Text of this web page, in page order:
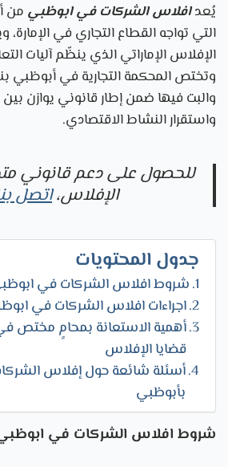
يُعدافلاس الشركات في ابوظبي من
التي تواجه القطاع التجاري في
الإفلاس الإماراتي الذي ينظّم آليات
وتختص المحكمة التجارية في أبوظبي
والبت فيها ضمن إطار قانوني يوازن
واستقرار النشاط الاقتصادي.
للحصول على دعم قانوني
الإفلاس،اتصل
جدول المحتويات
شروط افلاس الشركات في
اجراءات افلاس الشركات في
أهمية الاستعانة بمحامٍ مختص
قضايا الإفلاس
أسئلة شائعة حول إفلاس
بأبوظبي
شروط افلاس الشركات في